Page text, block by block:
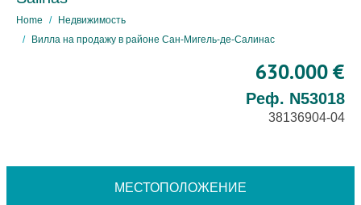
Home
Недвижимость
Вилла на продажу в районе Сан-Мигель-де-Салинас
630.000 €
Реф. N53018
38136904-04
МЕСТОПОЛОЖЕНИЕ